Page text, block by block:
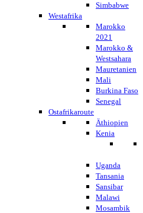
Simbabwe
Westafrika
Marokko
2021
Marokko &
Westsahara
Mauretanien
Mali
Burkina Faso
Senegal
Ostafrikaroute
Äthiopien
Kenia
Uganda
Tansania
Sansibar
Malawi
Mosambik